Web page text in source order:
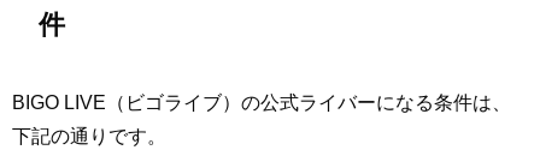
件
BIGO LIVE（ビゴライブ）の公式ライバーになる条件は、
下記の通りです。